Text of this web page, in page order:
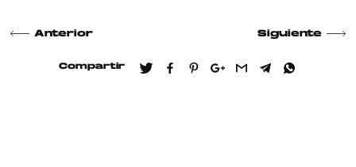
Anterior Siguiente
Compartir